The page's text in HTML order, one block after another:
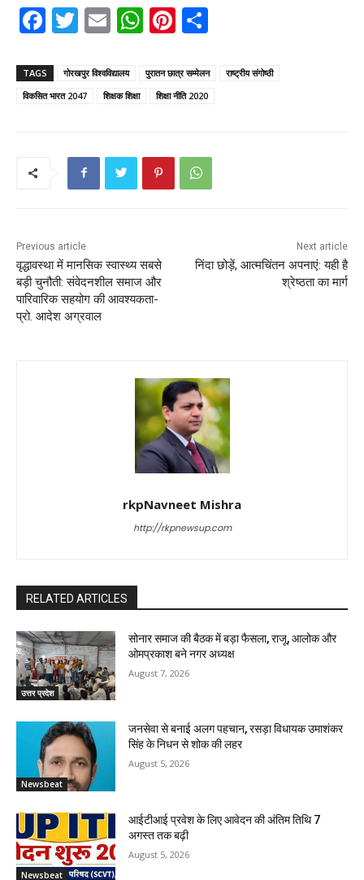
F
a
c
e
T
w
itt
er
E
m
ai
l
W
h
a
ts
p
p
Pi
nt
er
e
ar
TAGS गोरखपुर विश्वविद्यालय पुरातन छात्र सम्मेलन
राष्ट्रीय संगोष्ठी
विकसित भारत 2047
शिक्षक शिक्षा शिक्षा नीति 2020
Previous article
वृद्धावस्था में मानसिक स्वास्थ्य सबसे
बड़ी चुनौती: संवेदनशील समाज और
पारिवारिक सहयोग की आवश्यकता-
प्रो. आदेश अग्रवाल
Next article
निंदा छोड़ें, आत्मचिंतन अपनाएं: यही है
श्रेष्ठता का मार्ग
rkpNavneet Mishra
http://rkpnewsup.com
RELATED ARTICLES
उत्तर प्रदेश
सोनार समाज की बैठक में बड़ा फैसला, राजू, आलोक और
ओमप्रकाश बने नगर अध्यक्ष
August 7, 2026
Newsbeat
जनसेवा से बनाई अलग पहचान, रसड़ा विधायक उमाशंकर
सिंह के निधन से शोक की लहर
August 5, 2026
Newsbeat
आईटीआई प्रवेश के लिए आवेदन की अंतिम तिथि 7
अगस्त तक बढ़ी
August 5, 2026